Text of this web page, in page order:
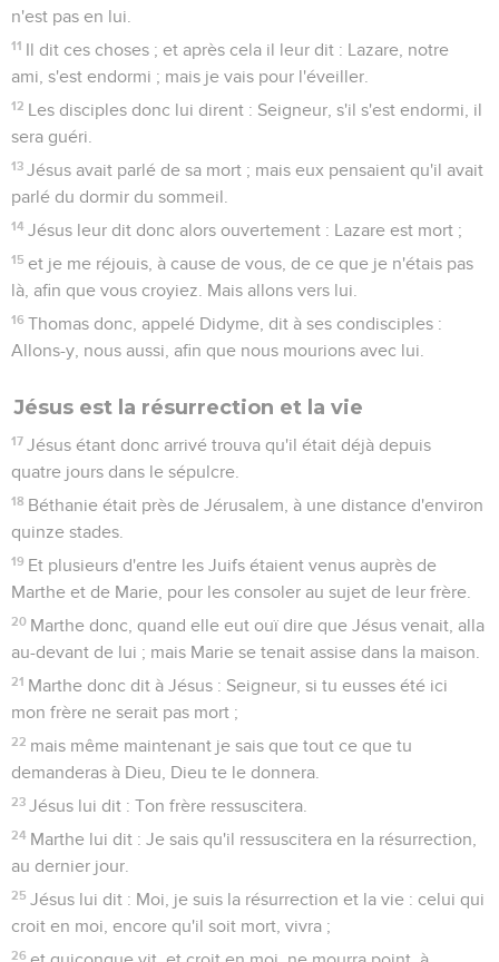
n'est pas en lui.
11 Il dit ces choses ; et après cela il leur dit : Lazare, notre
ami, s'est endormi ; mais je vais pour l'éveiller.
12 Les disciples donc lui dirent : Seigneur, s'il s'est endormi, il
sera guéri.
13 Jésus avait parlé de sa mort ; mais eux pensaient qu'il avait
parlé du dormir du sommeil.
14 Jésus leur dit donc alors ouvertement : Lazare est mort ;
15 et je me réjouis, à cause de vous, de ce que je n'étais pas
là, afin que vous croyiez. Mais allons vers lui.
16 Thomas donc, appelé Didyme, dit à ses condisciples :
Allons-y, nous aussi, afin que nous mourions avec lui.
Jésus est la résurrection et la vie
17 Jésus étant donc arrivé trouva qu'il était déjà depuis
quatre jours dans le sépulcre.
18 Béthanie était près de Jérusalem, à une distance d'environ
quinze stades.
19 Et plusieurs d'entre les Juifs étaient venus auprès de
Marthe et de Marie, pour les consoler au sujet de leur frère.
20 Marthe donc, quand elle eut ouï dire que Jésus venait, alla
au-devant de lui ; mais Marie se tenait assise dans la maison.
21 Marthe donc dit à Jésus : Seigneur, si tu eusses été ici
mon frère ne serait pas mort ;
22 mais même maintenant je sais que tout ce que tu
demanderas à Dieu, Dieu te le donnera.
23 Jésus lui dit : Ton frère ressuscitera.
24 Marthe lui dit : Je sais qu'il ressuscitera en la résurrection,
au dernier jour.
25 Jésus lui dit : Moi, je suis la résurrection et la vie : celui qui
croit en moi, encore qu'il soit mort, vivra ;
26